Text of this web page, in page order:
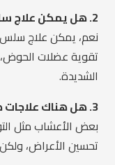
2. هل يمكن علاج سلس البول الإلحاحي بشكل نهائي؟
نعم، يمكن علاج سلس
تقوية عضلات
الشديدة.
3. هل هناك علاجات طبيعية لسلس البول الإلحاحي؟
بعض الأعشاب مثل
تحسين الأعراض،